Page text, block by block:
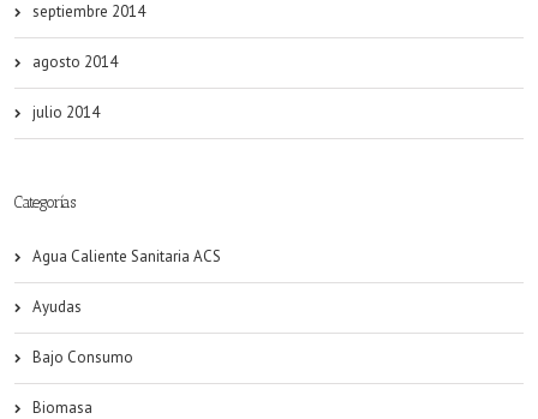
septiembre 2014
agosto 2014
julio 2014
Categorías
Agua Caliente Sanitaria ACS
Ayudas
Bajo Consumo
Biomasa